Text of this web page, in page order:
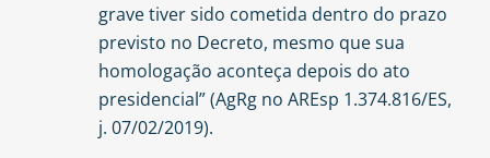
grave tiver sido cometida dentro do prazo
previsto no Decreto, mesmo que sua
homologação aconteça depois do ato
presidencial” (AgRg no AREsp 1.374.816/ES,
j. 07/02/2019).